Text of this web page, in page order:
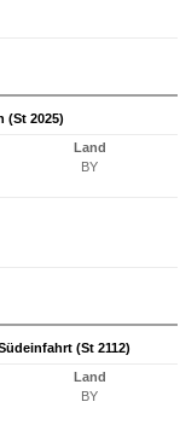
(St 2025)
Land
BY
(St 2112)
Land
BY